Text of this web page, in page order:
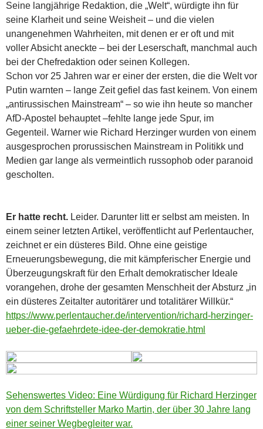
Seine langjährige Redaktion, die „Welt“, würdigte ihn für
seine Klarheit und seine Weisheit – und die vielen
unangenehmen Wahrheiten, mit denen er er oft und mit
voller Absicht aneckte – bei der Leserschaft, manchmal auch
bei der Chefredaktion oder seinen Kollegen.
Schon vor 25 Jahren war er einer der ersten, die die Welt vor
Putin warnten – lange Zeit gefiel das fast keinem. Von einem
„antirussischen Mainstream“ – so wie ihn heute so mancher
AfD-Apostel behauptet –fehlte lange jede Spur, im
Gegenteil. Warner wie Richard Herzinger wurden von einem
ausgesprochen prorussischen Mainstream in Politikk und
Medien gar lange als vermeintlich russophob oder paranoid
gescholten.
Er hatte recht. Leider. Darunter litt er selbst am meisten. In
einem seiner letzten Artikel, veröffentlicht auf Perlentaucher,
zeichnet er ein düsteres Bild. Ohne eine geistige
Erneuerungsbewegung, die mit kämpferischer Energie und
Überzeugungskraft für den Erhalt demokratischer Ideale
vorangehen, drohe der gesamten Menschheit der Absturz „in
ein düsteres Zeitalter autoritärer und totalitärer Willkür.“
https://www.perlentaucher.de/intervention/richard-herzinger-
ueber-die-gefaehrdete-idee-der-demokratie.html
Sehenswertes Video: Eine Würdigung für Richard Herzinger
von dem Schriftsteller Marko Martin, der über 30 Jahre lang
einer seiner Wegbegleiter war.